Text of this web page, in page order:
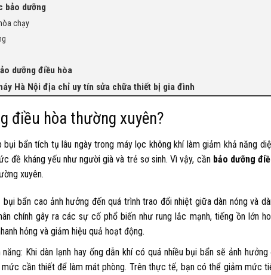
bảo dưỡng
chạy
dưỡng điều hòa
Hà Nội địa chỉ uy tín sửa chữa thiết bị gia đình
điều hòa thường xuyên?
bẩn tích tụ lâu ngày trong máy lọc không khí làm giảm khả năng
đề kháng yếu như người già và trẻ sơ sinh. Vì vậy, cần bảo dưỡng
xuyên.
bẩn cao ảnh hưởng đến quá trình trao đổi nhiệt giữa dàn nóng và
chính gây ra các sự cố phổ biến như rung lắc mạnh, tiếng ồn lớn
hỏng và giảm hiệu quả hoạt động.
Khi dàn lạnh hay ống dẫn khí có quá nhiều bụi bẩn sẽ ảnh
mức cần thiết để làm mát phòng. Trên thực tế, bạn có thể giảm mức